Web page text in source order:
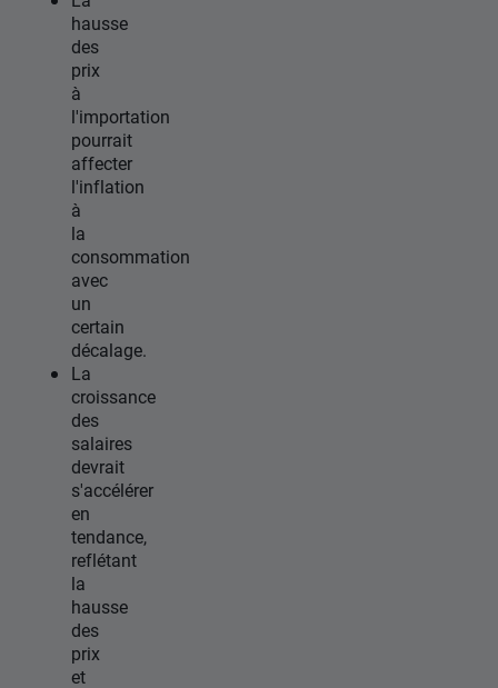
hausse
des
prix
à
l'importation
pourrait
affecter
l'inflation
à
la
consommation
avec
un
certain
décalage.
La
croissance
des
salaires
devrait
s'accélérer
en
tendance,
reflétant
la
hausse
des
prix
et